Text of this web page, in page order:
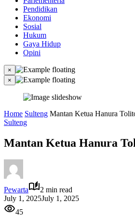
Pendidikan
Ekonomi
Sosial
Hukum
Gaya Hidup
Opini
×
×
Home Sulteng Mantan Ketua Hanura
Sulteng
Mantan Ketua Hanura
Pewarta
2 min read
July 1, 2025July 1, 2025
45